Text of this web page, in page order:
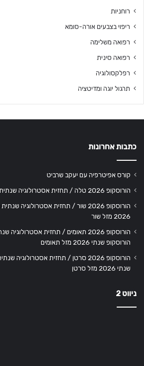
רוחניות
ריפוי בצבעים אורה-סומא
רפואה משלימה
רפואה סינית
רפלקסולוגיה
תרגול יוגה ומדיטציה
כתבות אחרונות
קורס אפיטרפיה עם יעקב שרביט
הורוסקופ 2026 טלה / תחזית אסטרולוגיה שנתית מזל טלה
הורוסקופ 2026 שור / תחזית
2026 מזל שור
הורוסקופ 2026 תאומים / תחזית
הורוסקופ שנתי 2026 מזל תאומים
הורוסקופ 2026 סרטן / תחזית
שנתי 2026 מזל סרטן
ניווט 2